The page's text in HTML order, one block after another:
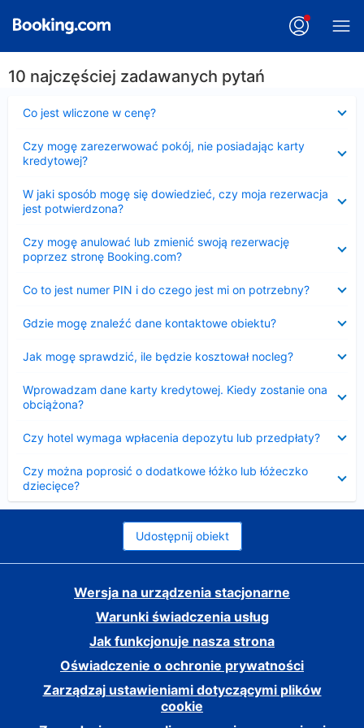
10 najczęściej zadawanych pytań
Co jest wliczone w cenę?
Czy mogę zarezerwować pokój, nie posiadając karty
kredytowej?
W jaki sposób mogę się dowiedzieć, czy moja rezerwacja
jest potwierdzona?
Czy mogę anulować lub zmienić swoją rezerwację
poprzez stronę Booking.com?
Co to jest numer PIN i do czego jest mi on potrzebny?
Gdzie mogę znaleźć dane kontaktowe obiektu?
Jak mogę sprawdzić, ile będzie kosztował nocleg?
Wprowadzam dane karty kredytowej. Kiedy zostanie ona
obciążona?
Czy hotel wymaga wpłacenia depozytu lub przedpłaty?
Czy można poprosić o dodatkowe łóżko lub łóżeczko
dziecięce?
Udostępnij obiekt
Wersja na urządzenia stacjonarne
Warunki świadczenia usług
Jak funkcjonuje nasza strona
Oświadczenie o ochronie prywatności
Zarządzaj ustawieniami dotyczącymi plików
cookie